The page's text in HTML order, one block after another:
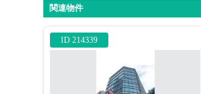
関連物件
ID 214339